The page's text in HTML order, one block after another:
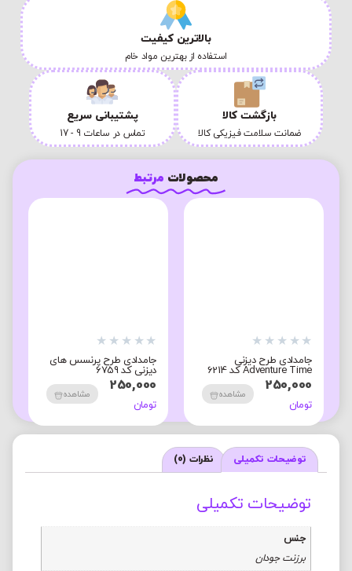
بالاترین کیفیت
استفاده از بهترین مواد خام
بازگشت کالا
ضمانت سلامت فیزیکی کالا
پشتیبانی سریع
تماس در ساعات 9 - 17
محصولات مرتبط
★
★
★
★
★
جامدادی طرح دیزنی
Adventure Time کد 6214
250,000
تومان
مشاهده
★
★
★
★
★
جامدادی طرح پرنسس های
دیزنی کد 6759
250,000
تومان
مشاهده
توضیحات تکمیلی نظرات (0)
توضیحات تکمیلی
جنس
برزنت جودان